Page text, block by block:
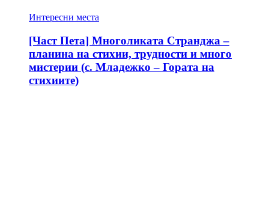
Интересни места
[Част Пета] Многоликата Странджа –
планина на стихии, трудности и много
мистерии (с. Младежко – Гората на
стихиите)